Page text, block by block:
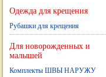
Одежда для крещения
Рубашки для крещения
Для новорожденных и
малышей
Комплекты ШВЫ НАРУЖУ